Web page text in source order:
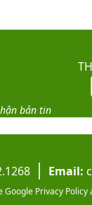
bản tin
Email:
Google Privacy Policy